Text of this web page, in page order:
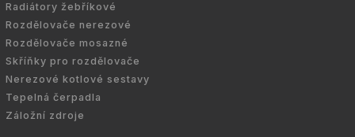
Radiátory žebříkové
Rozdělovače nerezové
Rozdělovače mosazné
Skříňky pro rozdělovače
Nerezové kotlové sestavy
Tepelná čerpadla
Záložní zdroje